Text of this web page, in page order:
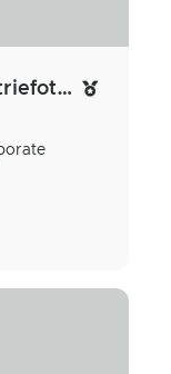
Matthias Baumbach Industriefotograf